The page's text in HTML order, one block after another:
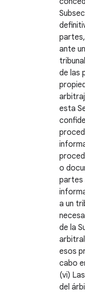
ante
de las
esta
o
partes
a un
de la
esos
cabo
(vi)
del